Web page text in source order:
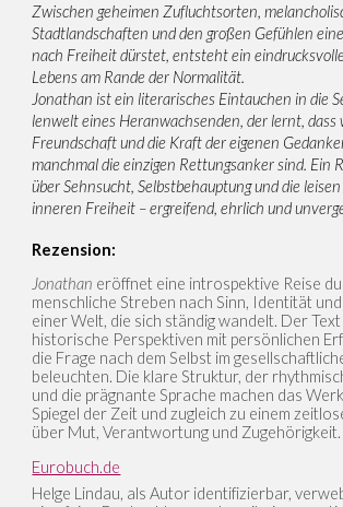
Zwischen geheimen Zufluchtsorten,
Stadtlandschaften und den großen Gefühlen
nach Freiheit dürstet, entsteht ein
Lebens am Rande der Normalität.
Jonathan ist ein literarisches Eintauchen in die
lenwelt eines Heranwachsenden, der lernt, dass
Freundschaft und die Kraft der eigenen
manchmal die einzigen Rettungsanker sind. Ein
über Sehnsucht, Selbstbehauptung und die
inneren Freiheit – ergreifend, ehrlich und
Rezension:
Jonathan eröffnet eine introspektive Reise
menschliche Streben nach Sinn, Identität
einer Welt, die sich ständig wandelt. Der
historische Perspektiven mit persönlichen
die Frage nach dem Selbst im
beleuchten. Die klare Struktur, der
und die prägnante Sprache machen das
Spiegel der Zeit und zugleich zu einem
über Mut, Verantwortung und Zugehörigkeit.
Eurobuch.de
Helge Lindau, als Autor identifizierbar,